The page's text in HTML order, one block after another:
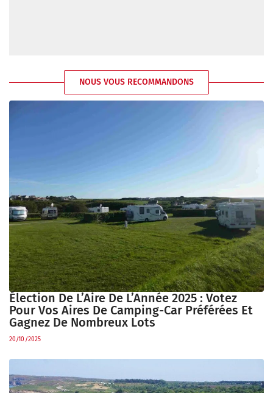
NOUS VOUS RECOMMANDONS
Élection De L’Aire De L’Année 2025 : Votez
Pour Vos Aires De Camping-Car Préférées Et
Gagnez De Nombreux Lots
20/10/2025